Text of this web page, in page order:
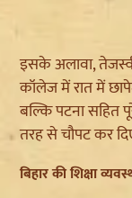
इसके अलावा,
कॉलेज में रात में
बल्कि पटना सहित
तरह से चौपट कर
बिहार की शिक्षा